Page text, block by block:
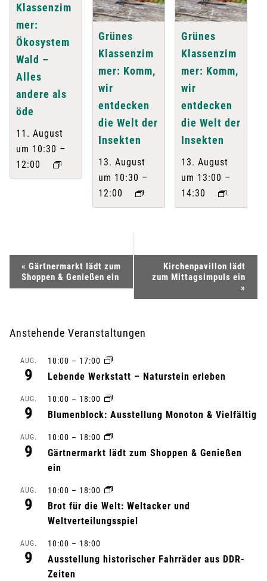
Klassenzim
mer:
Ökosystem
Wald –
Alles
andere als
öde
11. August
um 10:30 –
12:00
Grünes
Klassenzim
mer: Komm,
wir
entdecken
die Welt der
Insekten
13. August
um 10:30 –
12:00
Grünes
Klassenzim
mer: Komm,
wir
entdecken
die Welt der
Insekten
13. August
um 13:00 –
14:30
e
a
« Gärtnermarkt lädt zum
Shoppen & Genießen ein
Kirchenpavillon lädt
zum Mittagsimpuls ein
»
Anstehende Veranstaltungen
AUG.
9
10:00 – 17:00
Lebende Werkstatt – Naturstein erleben
AUG.
9
10:00 – 18:00
Blumenblock: Ausstellung Monoton & Vielfältig
AUG.
9
10:00 – 18:00
Gärtnermarkt lädt zum Shoppen & Genießen
ein
AUG.
9
10:00 – 18:00
Brot für die Welt: Weltacker und
Weltverteilungsspiel
AUG.
9
10:00 – 18:00
Ausstellung historischer Fahrräder aus DDR-
Zeiten